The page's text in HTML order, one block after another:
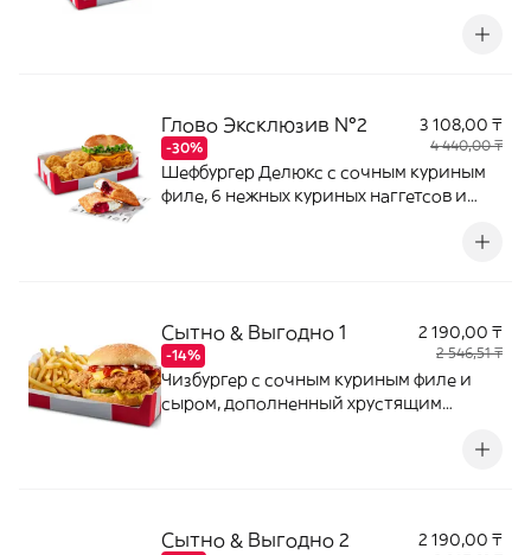
Глово Эксклюзив №2
-30%
3 108,00 ₸
4 440,00 ₸
Шефбургер Делюкс с сочным куриным
филе, 6 нежных куриных наггетсов и
Сытно & Выгодно 1
-14%
2 190,00 ₸
2 546,51 ₸
Чизбургер с сочным куриным филе и
сыром, дополненный хрустящим
Сытно & Выгодно 2 2 190,00 ₸